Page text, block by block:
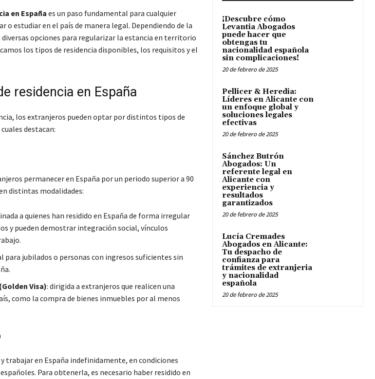
en Españaes un paso fundamental para cualquier
o estudiar en el país de manera legal. Dependiendo de la
opciones para regularizar la estancia en territorio
los tipos de residencia disponibles, los requisitos y el
residencia en España
los extranjeros pueden optar por distintos tipos de
destacan:
permanecer en España por un periodo superior a 90
distintas modalidades:
a quienes han residido en España de forma irregular
y pueden demostrar integración social, vínculos
para jubilados o personas con ingresos suficientes sin
Visa): dirigida a extranjeros que realicen una
como la compra de bienes inmuebles por al menos
trabajar en España indefinidamente, en condiciones
Para obtenerla, es necesario haber residido en
¡Descubre cómo
Levantia Abogados
puede hacer que
obtengas tu
nacionalidad española
sin complicaciones!
20 de febrero de 2025
Pellicer & Heredia:
Líderes en Alicante con
un enfoque global y
soluciones legales
efectivas
20 de febrero de 2025
Sánchez Butrón
Abogados: Un
referente legal en
Alicante con
experiencia y
resultados
garantizados
20 de febrero de 2025
Lucía Cremades
Abogados en Alicante:
Tu despacho de
confianza para
trámites de extranjeria
y nacionalidad
española
20 de febrero de 2025